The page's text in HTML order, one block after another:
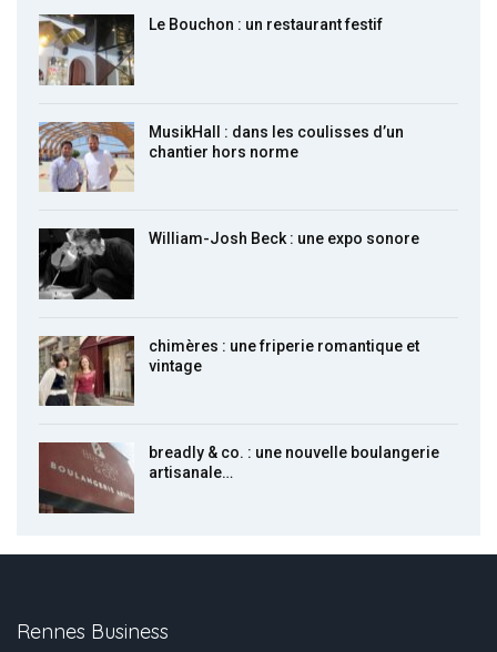
Le Bouchon : un restaurant festif
MusikHall : dans les coulisses d’un
chantier hors norme
William-Josh Beck : une expo sonore
chimères : une friperie romantique et
vintage
breadly & co. : une nouvelle boulangerie
artisanale…
Rennes Business